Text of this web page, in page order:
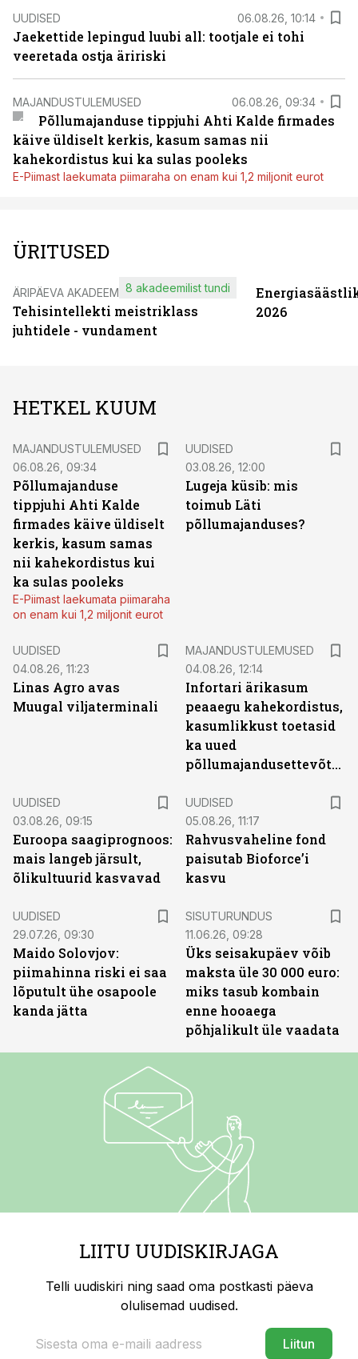
UUDISED 06.08.26, 10:14
Jaekettide lepingud luubi all: tootjale ei tohi
veeretada ostja äririski
MAJANDUSTULEMUSED 06.08.26, 09:34
Põllumajanduse tippjuhi Ahti Kalde firmades
käive üldiselt kerkis, kasum samas nii
kahekordistus kui ka sulas pooleks
E-Piimast laekumata piimaraha on enam kui 1,2 miljonit eurot
ÜRITUSED
ÄRIPÄEVA AKADEEMIA
Tehisintellekti meistriklass
juhtidele - vundament
8 akadeemilist tundi
2026
HETKEL KUUM
MAJANDUSTULEMUSED
06.08.26, 09:34
Põllumajanduse
tippjuhi Ahti Kalde
firmades käive üldiselt
kerkis, kasum samas
nii kahekordistus kui
ka sulas pooleks
E-Piimast laekumata piimaraha
on enam kui 1,2 miljonit eurot
UUDISED
03.08.26, 12:00
Lugeja küsib: mis
toimub Läti
põllumajanduses?
UUDISED
04.08.26, 11:23
Linas Agro avas
Muugal viljaterminali
MAJANDUSTULEMUSED
04.08.26, 12:14
Infortari ärikasum
peaaegu kahekordistus,
kasumlikkust toetasid
ka uued
põllumajandusettevõtted
UUDISED
03.08.26, 09:15
Euroopa saagiprognoos:
mais langeb järsult,
õlikultuurid kasvavad
UUDISED
05.08.26, 11:17
Rahvusvaheline fond
paisutab Bioforce’i
kasvu
UUDISED
29.07.26, 09:30
Maido Solovjov:
piimahinna riski ei saa
lõputult ühe osapoole
kanda jätta
SISUTURUNDUS
11.06.26, 09:28
Üks seisakupäev võib
maksta üle 30 000 euro:
miks tasub kombain
enne hooaega
põhjalikult üle vaadata
LIITU UUDISKIRJAGA
Telli uudiskiri ning saad oma postkasti päeva
olulisemad uudised.
Liitun